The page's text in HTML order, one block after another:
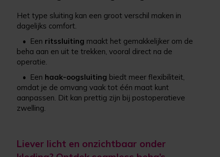
Het type sluiting kan een groot verschil maken in
dagelijks comfort.
• Een ritssluiting maakt het gemakkelijker om de
beha aan en uit te trekken, vooral direct na de
operatie.
• Een haak-oogsluiting biedt meer flexibiliteit,
omdat je de omvang vaak tot één maat kunt
aanpassen. Dit kan prettig zijn bij postoperatieve
zwelling.
Liever licht en onzichtbaar onder